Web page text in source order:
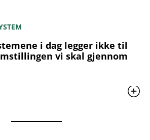
i dag legger ikke til
vi skal gjennom